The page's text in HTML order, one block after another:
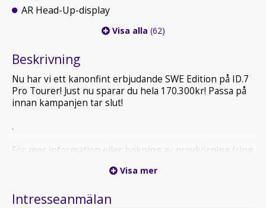
AR Head-Up-display
Visa alla (62)
Beskrivning
Nu har vi ett kanonfint erbjudande SWE Edition på ID.7
Pro Tourer! Just nu sparar du hela 170.300kr! Passa på
innan kampanjen tar slut!
.
För mer information eller bokning av provkörning (ring
* Varmt välkommen till Atteviks Nässjö!
Visa mer
Intresseanmälan